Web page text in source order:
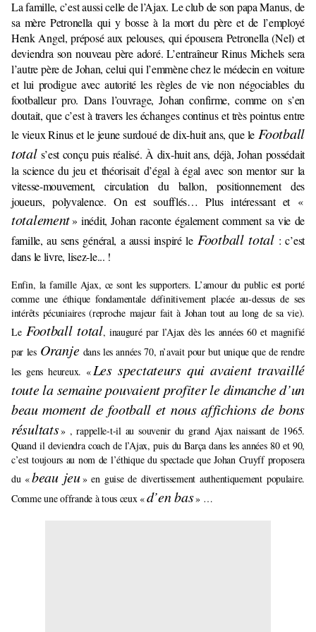
La famille, c’est aussi celle de l’Ajax. Le club de son papa Manus, de
sa mère Petronella qui y bosse à la mort du père et de l’employé
Henk Angel, préposé aux pelouses, qui épousera Petronella (Nel) et
deviendra son nouveau père adoré. L’entraîneur Rinus Michels sera
l’autre père de Johan, celui qui l’emmène chez le médecin en voiture
et lui prodigue avec autorité les règles de vie non négociables du
footballeur pro. Dans l’ouvrage, Johan confirme, comme on s’en
doutait, que c’est à travers les échanges continus et très pointus entre
le vieux Rinus et le jeune surdoué de dix-huit ans, que le Football
totals’est conçu puis réalisé. À dix-huit ans, déjà, Johan possédait
la science du jeu et théorisait d’égal à égal avec son mentor sur la
vitesse-mouvement, circulation du ballon, positionnement des
joueurs, polyvalence. On est soufflés… Plus intéressant et «
totalement» inédit, Johan raconte également comment sa vie de
famille, au sens général, a aussi inspiré le Football total: c’est
dans le livre, lisez-le... !
Enfin, la famille Ajax, ce sont les supporters. L’amour du public est porté
comme une éthique fondamentale définitivement placée au-dessus de ses
intérêts pécuniaires (reproche majeur fait à Johan tout au long de sa vie).
Le Football total, inauguré par l’Ajax dès les années 60 et magnifié
par les Oranje dans les années 70, n’avait pour but unique que de rendre
les gens heureux. « Les spectateurs qui avaient travaillé
toute la semaine pouvaient profiter le dimanche d’un
beau moment de football et nous affichions de bons
résultats» , rappelle-t-il au souvenir du grand Ajax naissant de 1965.
Quand il deviendra coach de l’Ajax, puis du Barça dans les années 80 et 90,
c’est toujours au nom de l’éthique du spectacle que Johan Cruyff proposera
du «beau jeu» en guise de divertissement authentiquement populaire.
Comme une offrande à tous ceux «d’en bas» …